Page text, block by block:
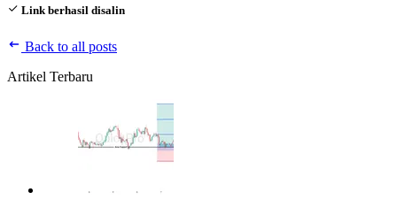
Link berhasil disalin
Back to all posts
Artikel Terbaru